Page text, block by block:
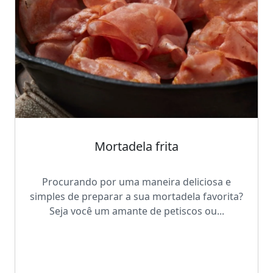
Mortadela frita
Procurando por uma maneira deliciosa e
simples de preparar a sua mortadela favorita?
Seja você um amante de petiscos ou...